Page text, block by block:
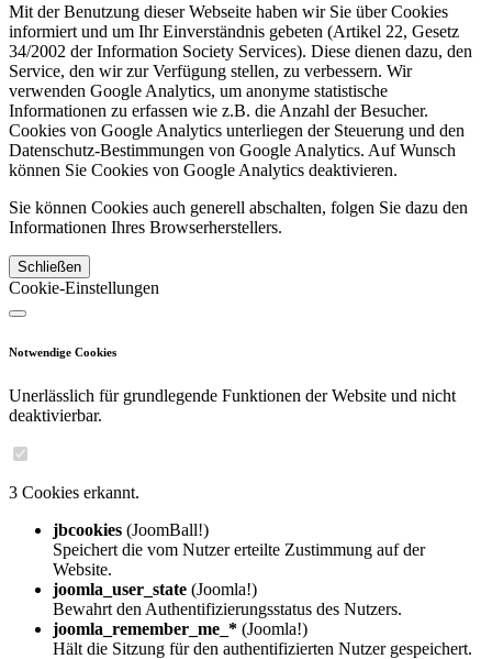
Mit der Benutzung dieser Webseite haben wir Sie über Cookies
informiert und um Ihr Einverständnis gebeten (Artikel 22, Gesetz
34/2002 der Information Society Services). Diese dienen dazu, den
Service, den wir zur Verfügung stellen, zu verbessern. Wir
verwenden Google Analytics, um anonyme statistische
Informationen zu erfassen wie z.B. die Anzahl der Besucher.
Cookies von Google Analytics unterliegen der Steuerung und den
Datenschutz-Bestimmungen von Google Analytics. Auf Wunsch
können Sie Cookies von Google Analytics deaktivieren.
Sie können Cookies auch generell abschalten, folgen Sie dazu den
Informationen Ihres Browserherstellers.
Schließen
Cookie-Einstellungen
Notwendige Cookies
Unerlässlich für grundlegende Funktionen der Website und nicht
deaktivierbar.
3 Cookies erkannt.
jbcookies (JoomBall!)
Speichert die vom Nutzer erteilte Zustimmung auf der
Website.
joomla_user_state (Joomla!)
Bewahrt den Authentifizierungsstatus des Nutzers.
joomla_remember_me_* (Joomla!)
Hält die Sitzung für den authentifizierten Nutzer gespeichert.